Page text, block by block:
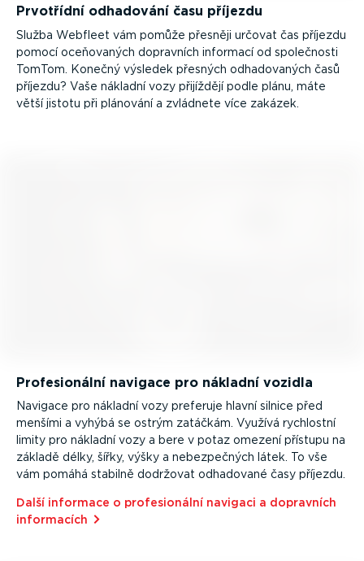
Prvotřídní odhadování času příjezdu
Služba Webfleet vám pomůže přesněji určovat čas příjezdu
pomocí oceňovaných dopravních informací od společnosti
TomTom. Konečný výsledek přesných odhado­vaných časů
příjezdu? Vaše nákladní vozy přijíždějí podle plánu, máte
větší jistotu při plánování a zvládnete více zakázek.
Profe­si­o­nální navigace pro nákladní vozidla
Navigace pro nákladní vozy preferuje hlavní silnice před
menšími a vyhýbá se ostrým zatáčkám. Využívá rychlostní
limity pro nákladní vozy a bere v potaz omezení přístupu na
základě délky, šířky, výšky a nebez­pečných látek. To vše
vám pomáhá stabilně dodržovat odhadované časy příjezdu.
Další informace o profe­si­o­nální navigaci a dopravních
informacích